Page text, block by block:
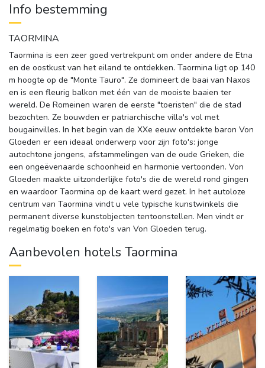
Info bestemming
TAORMINA
Taormina is een zeer goed vertrekpunt om onder andere de Etna
en de oostkust van het eiland te ontdekken. Taormina ligt op 140
m hoogte op de "Monte Tauro". Ze domineert de baai van Naxos
en is een fleurig balkon met één van de mooiste baaien ter
wereld. De Romeinen waren de eerste "toeristen" die de stad
bezochten. Ze bouwden er patriarchische villa's vol met
bougainvilles. In het begin van de XXe eeuw ontdekte baron Von
Gloeden er een ideaal onderwerp voor zijn foto's: jonge
autochtone jongens, afstammelingen van de oude Grieken, die
een ongeëvenaarde schoonheid en harmonie vertoonden. Von
Gloeden maakte uitzonderlijke foto's die de wereld rond gingen
en waardoor Taormina op de kaart werd gezet. In het autoloze
centrum van Taormina vindt u vele typische kunstwinkels die
permanent diverse kunstobjecten tentoonstellen. Men vindt er
regelmatig boeken en foto's van Von Gloeden terug.
Aanbevolen hotels Taormina